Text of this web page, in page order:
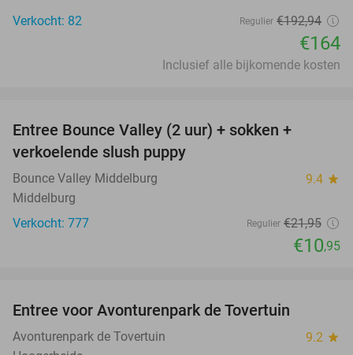
Verkocht: 82
Regulier €192,94
€164
Inclusief alle bijkomende kosten
Entree Bounce Valley (2 uur) + sokken +
verkoelende slush puppy
Bounce Valley Middelburg 9.4 star
Middelburg
Verkocht: 777
Regulier €21,95
€10,95
Entree voor Avonturenpark de Tovertuin
Avonturenpark de Tovertuin 9.2 star